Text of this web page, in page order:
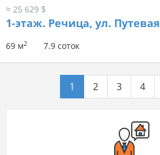
≈ 25 629 $
1-этаж. Речица, ул. Путевая
69 м2 7.9 соток
1 2 3 4